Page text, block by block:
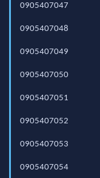
0905407047
0905407048
0905407049
0905407050
0905407051
0905407052
0905407053
0905407054